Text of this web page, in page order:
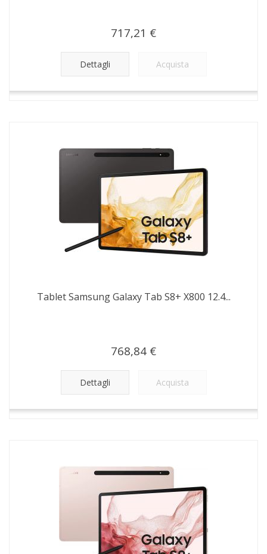
717,21 €
Dettagli Acquista
Tablet Samsung Galaxy Tab S8+ X800 12.4...
768,84 €
Dettagli Acquista